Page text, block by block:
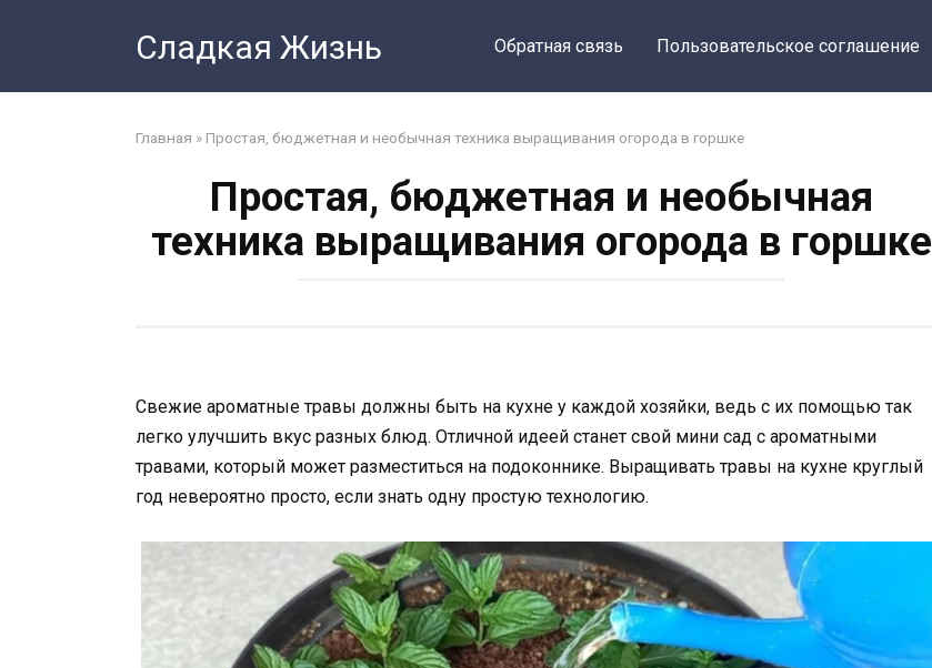
Сладкая Жизнь Обратная связь Пользовательское соглашение
Главная » Простая, бюджетная и необычная техника выращивания огорода в горшке
Простая, бюджетная и необычная
техника выращивания огорода в горшке
Свежие ароматные травы должны быть на кухне у каждой хозяйки, ведь с их помощью так
легко улучшить вкус разных блюд. Отличной идеей станет свой мини сад с ароматными
травами, который может разместиться на подоконнике. Выращивать травы на кухне круглый
год невероятно просто, если знать одну простую технологию.